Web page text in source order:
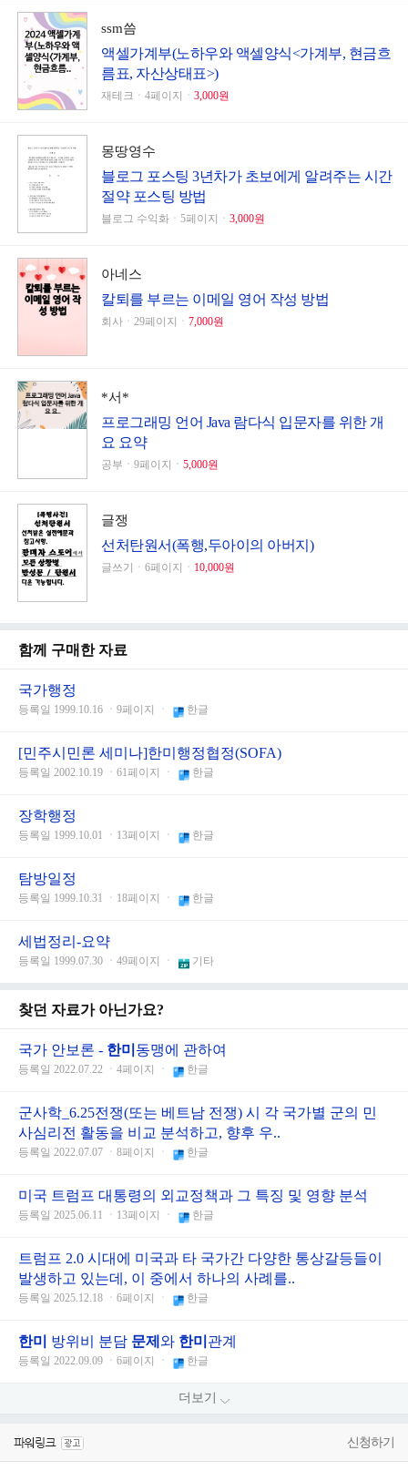
ssm씀
액셀가계부(노하우와 액셀양식<가계부, 현금흐
름표, 자산상태표>)
재테크ㆍ4페이지ㆍ 3,000원
몽땅영수
블로그 포스팅 3년차가 초보에게 알려주는 시간
절약 포스팅 방법
블로그 수익화ㆍ5페이지ㆍ 3,000원
아네스
칼퇴를 부르는 이메일 영어 작성 방법
회사ㆍ29페이지ㆍ 7,000원
*서*
프로그래밍 언어 Java 람다식 입문자를 위한 개
요 요약
공부ㆍ9페이지ㆍ 5,000원
글쟁
선처탄원서(폭행,두아이의 아버지)
글쓰기ㆍ6페이지ㆍ 10,000원
함께 구매한 자료
국가행정
등록일 1999.10.16 ㆍ9페이지 ㆍ 한글
[민주시민론 세미나]한미행정협정(SOFA)
등록일 2002.10.19 ㆍ61페이지 ㆍ 한글
장학행정
등록일 1999.10.01 ㆍ13페이지 ㆍ 한글
탐방일정
등록일 1999.10.31 ㆍ18페이지 ㆍ 한글
세법정리-요약
등록일 1999.07.30 ㆍ49페이지 ㆍ 기타
찾던 자료가 아닌가요?
국가 안보론 - 한미 동맹에 관하여
등록일 2022.07.22 ㆍ4페이지 ㆍ 한글
군사학_6.25전쟁(또는 베트남 전쟁) 시 각 국가별 군의 민
사심리전 활동을 비교 분석하고, 향후 우..
등록일 2022.07.07 ㆍ8페이지 ㆍ 한글
미국 트럼프 대통령의 외교정책과 그 특징 및 영향 분석
등록일 2025.06.11 ㆍ13페이지 ㆍ 한글
트럼프 2.0 시대에 미국과 타 국가간 다양한 통상갈등들이
발생하고 있는데, 이 중에서 하나의 사례를..
등록일 2025.12.18 ㆍ6페이지 ㆍ 한글
한미 방위비 분담 문제 와 한미 관계
등록일 2022.09.09 ㆍ6페이지 ㆍ 한글
더보기
신청하기